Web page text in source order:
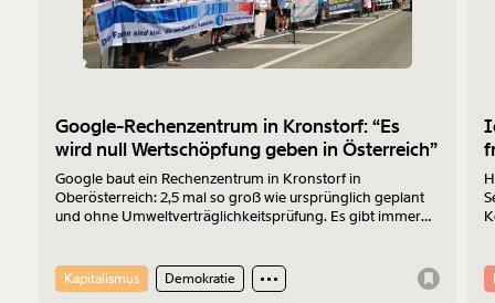
Google-Rechenzentrum in Kronstorf: “Es
wird null Wertschöpfung geben in Österreich”
Google baut ein Rechenzentrum in Kronstorf in
Oberösterreich: 2,5 mal so groß wie ursprünglich geplant
und ohne Umweltverträglichkeitsprüfung. Es gibt immer
Kronstorf“ Harald Müllner erklärt im Interview, wo die
Probleme liegen und was er sich vom Protest erhofft.
Kapitalismus Demokratie